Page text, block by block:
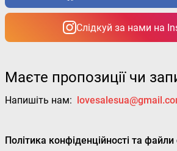
Слідкуй за нами на
Маєте пропозиції чи
Напишіть нам:
Політика конфіденційності та